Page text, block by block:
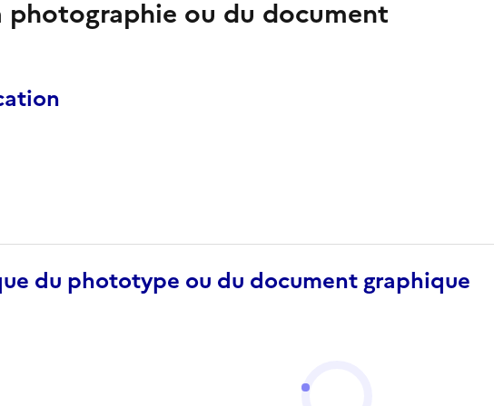
photographie ou du document
du phototype ou du document graphique